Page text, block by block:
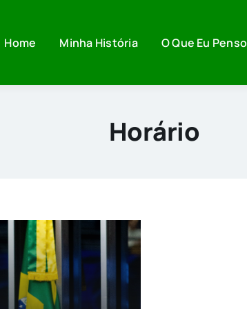
Home Minha História O Que Eu Penso
Horário